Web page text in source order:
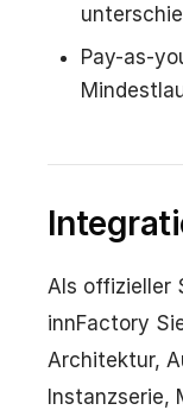
Pay-as-
Als offizieller
innFactory
Architektur,
Instanzserie,